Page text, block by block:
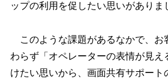
ップの利用を促したい思いがありま
このような課題があるなかで、お
わらず「オペレーターの表情が見え
けたい思いから、画面共有サポート